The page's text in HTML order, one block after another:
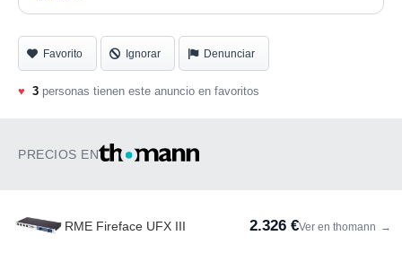
Favorito Ignorar Denunciar
♥ 3 personas tienen este anuncio en favoritos
PRECIOS EN
RME Fireface UFX III 2.326 €Ver en thomann →